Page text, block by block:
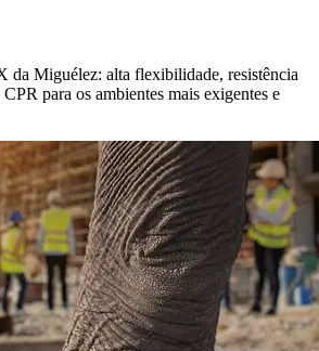
Miguélez: alta flexibilidade, resistência
para os ambientes mais exigentes e